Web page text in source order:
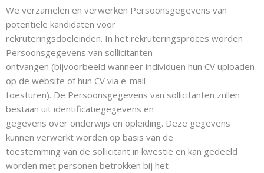
We verzamelen en verwerken Persoonsgegevens van
potentiële kandidaten voor
rekruteringsdoeleinden. In het rekruteringsproces worden
Persoonsgegevens van sollicitanten
ontvangen (bijvoorbeeld wanneer individuen hun CV uploaden
op de website of hun CV via e-mail
toesturen). De Persoonsgegevens van sollicitanten zullen
bestaan uit identificatiegegevens en
gegevens over onderwijs en opleiding. Deze gegevens
kunnen verwerkt worden op basis van de
toestemming van de sollicitant in kwestie en kan gedeeld
worden met personen betrokken bij het